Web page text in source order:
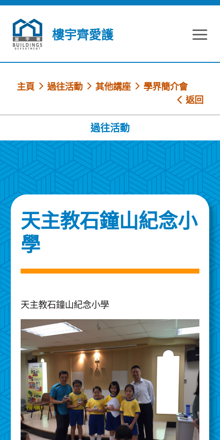
跳到內容
樓宇齊愛護
主頁 過往活動 其他講座
學界簡介會
返回
過往活動
天主教石鐘山紀念小
學
天主教石鐘山紀念小學